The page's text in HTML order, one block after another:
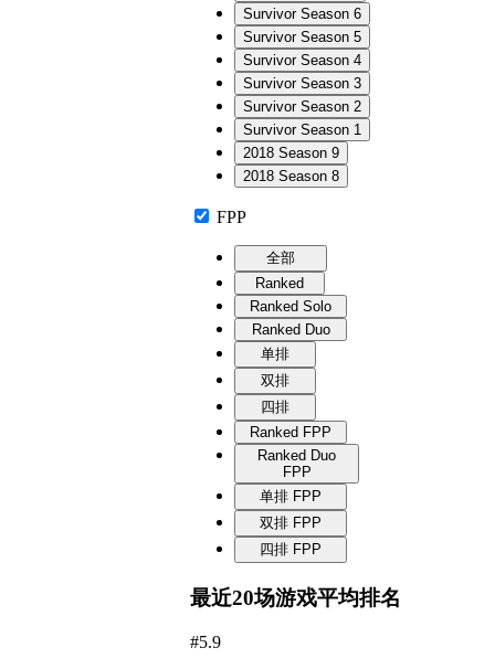
Survivor Season 6
Survivor Season 5
Survivor Season 4
Survivor Season 3
Survivor Season 2
Survivor Season 1
2018 Season 9
2018 Season 8
FPP
全部
Ranked
Ranked Solo
Ranked Duo
单排
双排
四排
Ranked FPP
Ranked Duo
FPP
单排 FPP
双排 FPP
四排 FPP
最近20场游戏平均排名
#5.9